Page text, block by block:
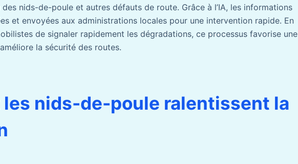
nids-de-poule et autres défauts de route. Grâce à l’IA, les informations
et envoyées aux administrations locales pour une intervention rapide. En
de signaler rapidement les dégradations, ce processus favorise une
la sécurité des routes.
les nids-de-poule ralentissent la